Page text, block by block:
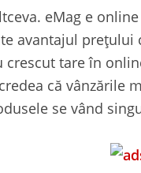
eMag e
avantajul
tare în
că vânzările
se vând